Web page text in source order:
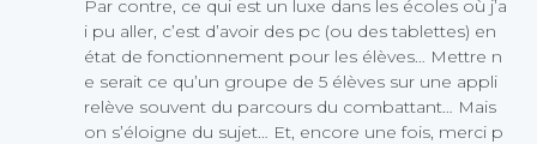
Par contre, ce qui est un luxe dans les écoles où j’a
i pu aller, c’est d’avoir des pc (ou des tablettes) en
état de fonctionnement pour les élèves… Mettre n
e serait ce qu’un groupe de 5 élèves sur une appli
relève souvent du parcours du combattant… Mais
on s’éloigne du sujet… Et, encore une fois, merci p